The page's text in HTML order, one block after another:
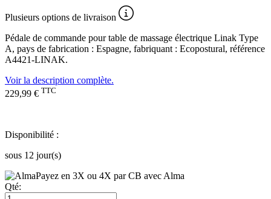
Plusieurs options de livraison
Pédale de commande pour table de massage électrique Linak Type
A, pays de fabrication : Espagne, fabriquant : Ecopostural, référence
A4421-LINAK.
Voir la description complète.
229,99 € TTC
Disponibilité :
sous 12 jour(s)
Payez en 3X ou 4X par CB avec Alma
Qté: